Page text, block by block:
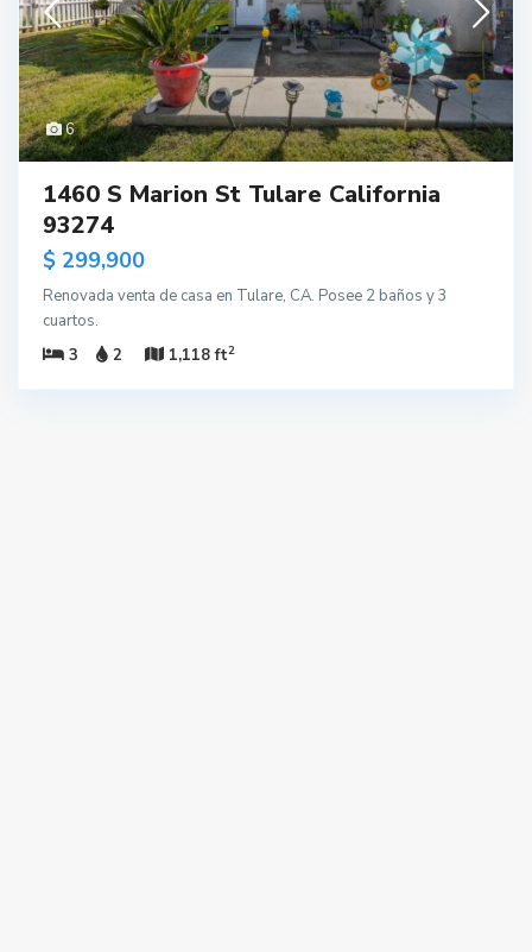
6
1460 S Marion St Tulare California
93274
$ 299,900
Renovada venta de casa en Tulare, CA. Posee 2 baños y 3
cuartos.
3
2 1,118 ft2